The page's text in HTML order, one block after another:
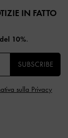
IN FATTO
10%.
SUBSCRIBE
sulla Privacy